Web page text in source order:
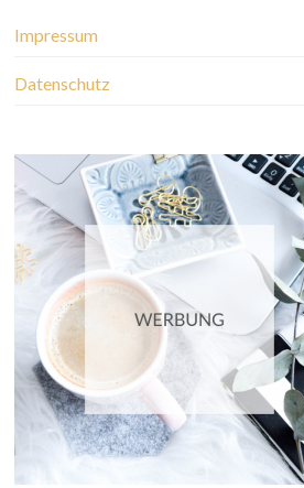
Impressum
Datenschutz